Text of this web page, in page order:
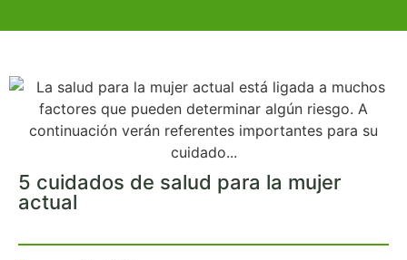
5 cuidados de salud para la mujer
actual